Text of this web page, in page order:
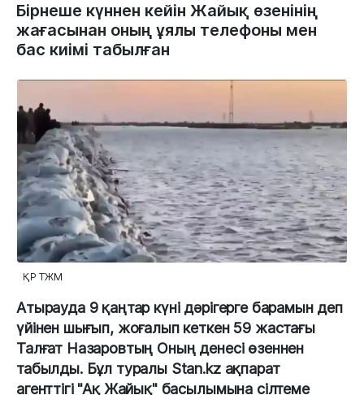
Бірнеше күннен кейін Жайық өзенінің
жағасынан оның ұялы телефоны мен
бас киімі табылған
ҚР ТЖМ
Атырауда 9 қаңтар күні дәрігерге барамын деп
үйінен шығып, жоғалып кеткен 59 жастағы
Талғат Назаровтың Оның денесі өзеннен
табылды. Бұл туралы Stan.kz ақпарат
агенттігі "Ақ Жайық" басылымына сілтеме